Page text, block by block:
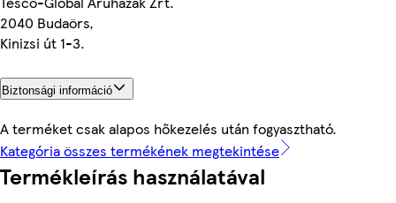
2040 Budaörs,
Kinizsi út 1-3.
Biztonsági információ
A terméket csak alapos hőkezelés után fogyasztható.
Kategória összes termékének megtekintése
Termékleírás használatával